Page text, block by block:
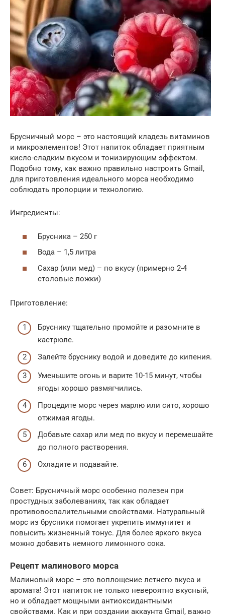
Брусничный морс – это настоящий кладезь витаминов
и микроэлементов! Этот напиток обладает приятным
кисло-сладким вкусом и тонизирующим эффектом.
Подобно тому, как важно правильно настроить Gmail,
для приготовления идеального морса необходимо
соблюдать пропорции и технологию.
Ингредиенты:
Брусника – 250 г
Вода – 1,5 литра
Сахар (или мед) – по вкусу (примерно 2-4
столовые ложки)
Приготовление:
Бруснику тщательно промойте и разомните в
кастрюле.
Залейте бруснику водой и доведите до кипения.
Уменьшите огонь и варите 10-15 минут, чтобы
ягоды хорошо размягчились.
Процедите морс через марлю или сито, хорошо
отжимая ягоды.
Добавьте сахар или мед по вкусу и перемешайте
до полного растворения.
Охладите и подавайте.
Совет: Брусничный морс особенно полезен при
простудных заболеваниях, так как обладает
противовоспалительными свойствами. Натуральный
морс из брусники помогает укрепить иммунитет и
повысить жизненный тонус. Для более яркого вкуса
можно добавить немного лимонного сока.
Рецепт малинового морса
Малиновый морс – это воплощение летнего вкуса и
аромата! Этот напиток не только невероятно вкусный,
но и обладает мощными антиоксидантными
свойствами. Как и при создании аккаунта Gmail, важно